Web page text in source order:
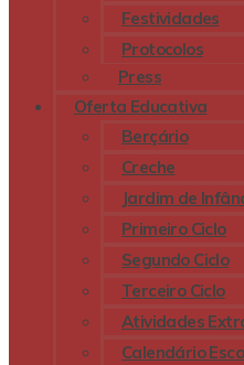
Festividades
Protocolos
Press
Oferta Educativa
Berçário
Creche
Jardim de
Primeiro Ciclo
Segundo Ciclo
Terceiro Ciclo
Atividades
Calendário